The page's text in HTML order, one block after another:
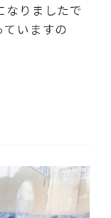
なりましたで
いますの